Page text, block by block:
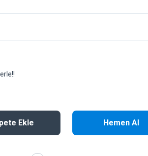
Ekle Hemen Al